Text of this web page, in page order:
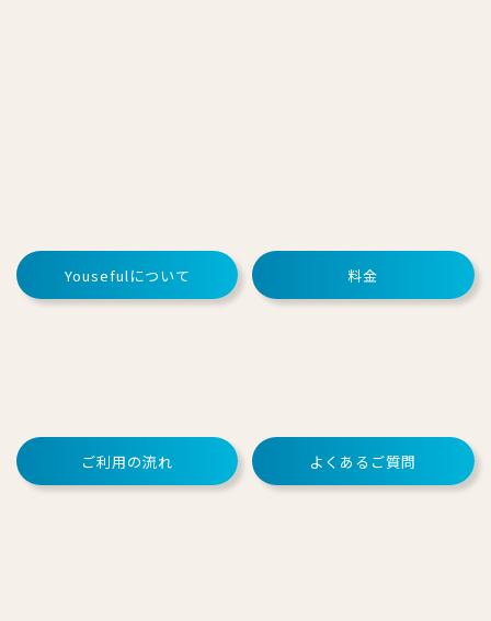
Yousefulについて 料金
ご利用の流れ よくあるご質問